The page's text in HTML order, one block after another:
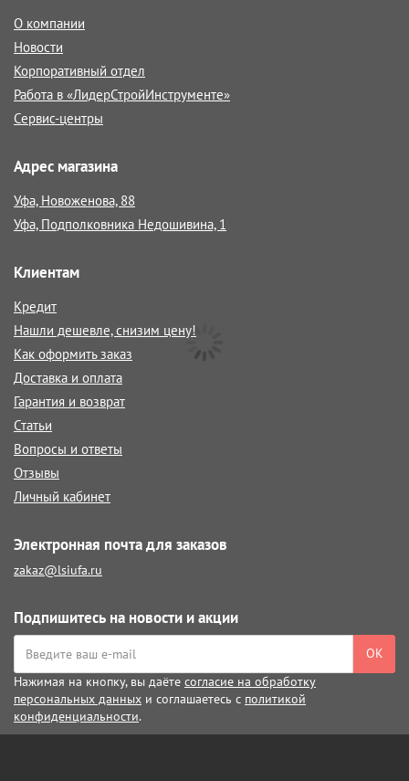
О компании
Новости
Корпоративный отдел
Работа в «ЛидерСтройИнструменте»
Сервис-центры
Адрес магазина
Уфа, Новоженова, 88
Уфа, Подполковника Недошивина, 1
Клиентам
Кредит
Нашли дешевле, снизим цену!
Как оформить заказ
Доставка и оплата
Гарантия и возврат
Статьи
Вопросы и ответы
Отзывы
Личный кабинет
Электронная почта для заказов
zakaz@lsiufa.ru
Подпишитесь на новости и акции
ОК
Нажимая на кнопку, вы даёте согласие на обработку
персональных данных и соглашаетесь с политикой
конфиденциальности.